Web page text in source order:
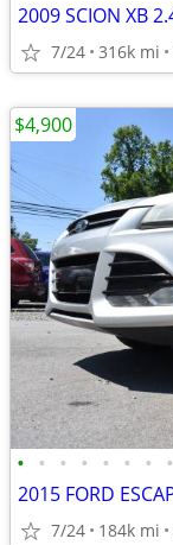
7/24 316k mi
• • • • • • • •
7/24 184k mi
$4,900